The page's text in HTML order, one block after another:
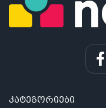
კატეგორიები